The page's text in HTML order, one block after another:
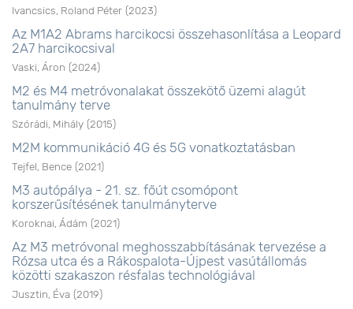
Ivancsics, Roland Péter (2023)
Az M1A2 Abrams harcikocsi összehasonlítása a Leopard
2A7 harcikocsival
Vaski, Áron (2024)
M2 és M4 metróvonalakat összekötő üzemi alagút
tanulmány terve
Szórádi, Mihály (2015)
M2M kommunikáció 4G és 5G vonatkoztatásban
Tejfel, Bence (2021)
M3 autópálya - 21. sz. főút csomópont
korszerűsítésének tanulmányterve
Koroknai, Ádám (2021)
Az M3 metróvonal meghosszabbításának tervezése a
Rózsa utca és a Rákospalota-Újpest vasútállomás
közötti szakaszon résfalas technológiával
Jusztin, Éva (2019)